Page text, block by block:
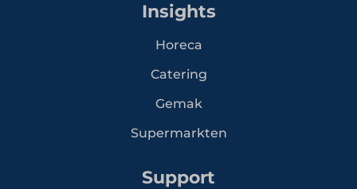
Insights
Horeca
Catering
Gemak
Supermarkten
Support